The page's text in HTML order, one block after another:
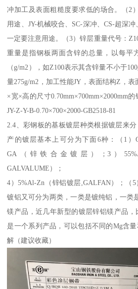
冲加工及表面粗糙度要求低的场合。（2
用途、JY-机械咬合、SC-深冲、CS-超深冲
一定要注意用途。（3）锌层重量代号：
重量是指钢板两面含锌的总量，以每平
（g/m2），如Z100表示其含锌量不小于
量275g/m2，加工性能JY，表面结构Z，
×宽×高的尺寸0.70mm×700mm×2000mm
JY-Z-Y-B-0.70×700×2000-GB2518-81
2.4、彩钢板的基板镀层种类根据镀层来
产的镀层基本上可分为下面6种：（1）
GA（锌铁合金镀层）；3）
GALVALUME）；
4）5%Al-Zn（锌铝镀层,GALFAN）；（5
镀铝又可分为两类，一类是镀纯铝，一类
镁产品，近几年新型的镀层锌铝镁产品，
是一个系列产品，可以包括不同的Mg含
解（建议收藏）